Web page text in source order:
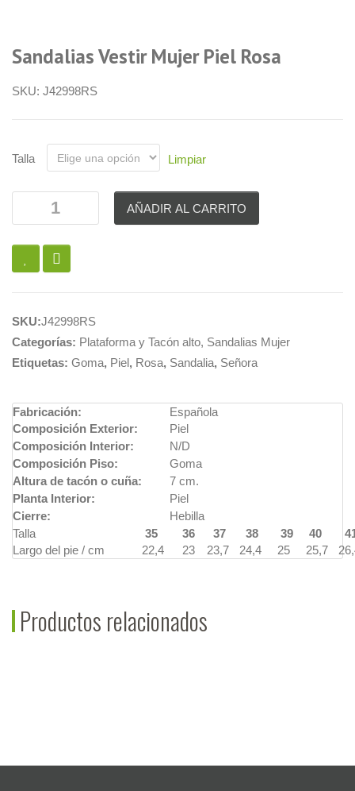
Sandalias Vestir Mujer Piel Rosa
SKU: J42998RS
Talla Limpiar
AÑADIR AL CARRITO
SKU:J42998RS
Categorías: Plataforma y Tacón alto, Sandalias Mujer
Etiquetas: Goma, Piel, Rosa, Sandalia, Señora
Fabricación:
Española
Composición Exterior:
Piel
Composición Interior:
N/D
Composición Piso:
Goma
Altura de tacón o cuña:
7 cm.
Planta Interior:
Piel
Cierre:
Hebilla
Talla
35 36 37 38 39 40
Largo del pie / cm
22,4 23 23,7 24,4 25 25,7
Productos relacionados